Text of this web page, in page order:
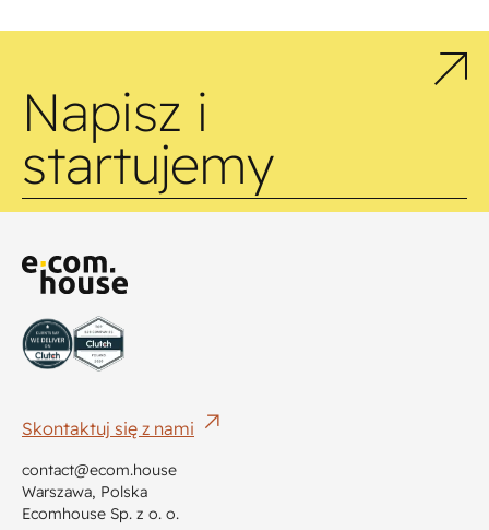
Napisz i
startujemy
Skontaktuj się z nami
contact@ecom.house
Warszawa, Polska
Ecomhouse Sp. z o. o.